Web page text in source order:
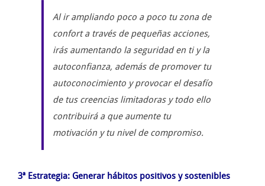
Al ir ampliando poco a poco tu zona de
confort a través de pequeñas acciones,
irás aumentando la seguridad en ti y la
autoconfianza, además de promover tu
autoconocimiento y provocar el desafío
de tus creencias limitadoras y todo ello
contribuirá a que aumente tu
motivación y tu nivel de compromiso.
3ª Estrategia: Generar hábitos positivos y sostenibles